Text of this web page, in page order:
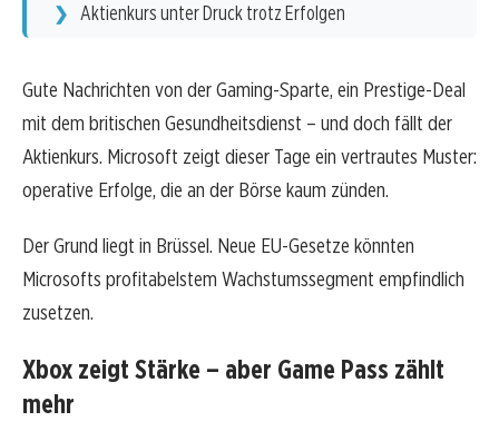
Aktienkurs unter Druck trotz Erfolgen
Gute Nachrichten von der Gaming-Sparte, ein Prestige-Deal
mit dem britischen Gesundheitsdienst – und doch fällt der
Aktienkurs. Microsoft zeigt dieser Tage ein vertrautes Muster:
operative Erfolge, die an der Börse kaum zünden.
Der Grund liegt in Brüssel. Neue EU-Gesetze könnten
Microsofts profitabelstem Wachstumssegment empfindlich
zusetzen.
Xbox zeigt Stärke – aber Game Pass zählt
mehr